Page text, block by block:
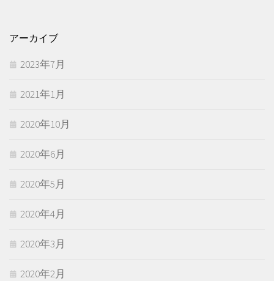
アーカイブ
2023年7月
2021年1月
2020年10月
2020年6月
2020年5月
2020年4月
2020年3月
2020年2月